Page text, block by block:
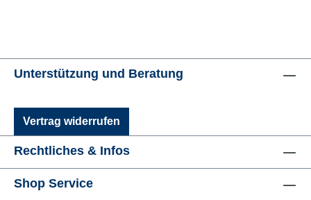
Unterstützung und Beratung
Vertrag widerrufen
Rechtliches & Infos
Shop Service